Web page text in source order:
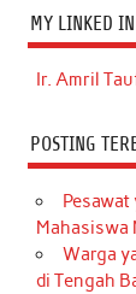
MY LINKED
Ir. Amril
POSTING
Mahasiswa
Warga
di Tengah